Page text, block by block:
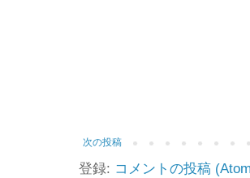
次の投稿
登録: コメントの投稿